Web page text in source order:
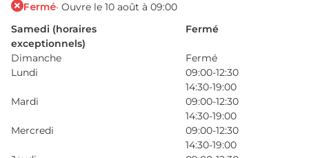
Fermé· Ouvre le 10 août à 09:00
Samedi (horaires
exceptionnels)
Fermé
Dimanche
Fermé
Lundi
09:00-12:30
14:30-19:00
Mardi
09:00-12:30
14:30-19:00
Mercredi
09:00-12:30
14:30-19:00